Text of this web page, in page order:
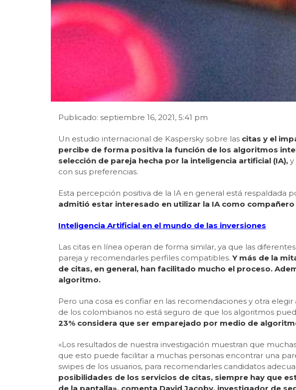
Publicado: septiembre 16, 2021, 5:41 pm
Un estudio internacional de Kaspersky sobre las citas y el
percibe de forma positiva la función de los algoritmos
selección de pareja hecha por la inteligencia artificial (IA), y
con sus preferencias.
Esta percepción positiva de la IA en general está respaldada
admitió estar interesado en utilizar la IA como
Inteligencia Artificial en el mundo de las inversiones
Las citas en línea operan de forma similar, ya que las
pareja y recomendarles perfiles compatibles. Y más de la
de citas, en general, han facilitado mucho el proceso.
algoritmo.
Pero una cosa es confiar en las recomendaciones y otra
de los colombianos no está seguro de que los algoritmos
23% considera que ser emparejado por medio de
«Los resultados de nuestra investigación muestran que
que esto puede facilitar a muchas personas encontrar una
swipes de los usuarios, para recomendarles candidatos
posibilidades de los servicios de citas, siempre hay que